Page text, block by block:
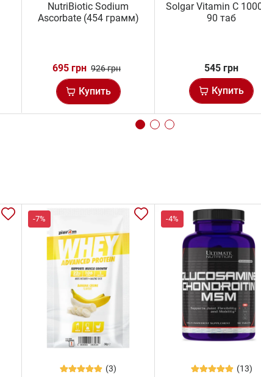
NutriBiotic Sodium
Ascorbate (454 грамм)
695 грн 926 грн
Купить
Solgar Vitamin C
90 таб
545 грн
Купить
-7%
(3)
-4%
(13)